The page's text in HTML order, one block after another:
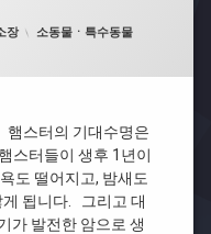
장 카테고리:
소동물ㆍ특수동물
스터의 기대수명은
스터들이 생후 1년이
도 떨어지고, 밤새도
됩니다. 그리고 대
가 발전한 암으로 생